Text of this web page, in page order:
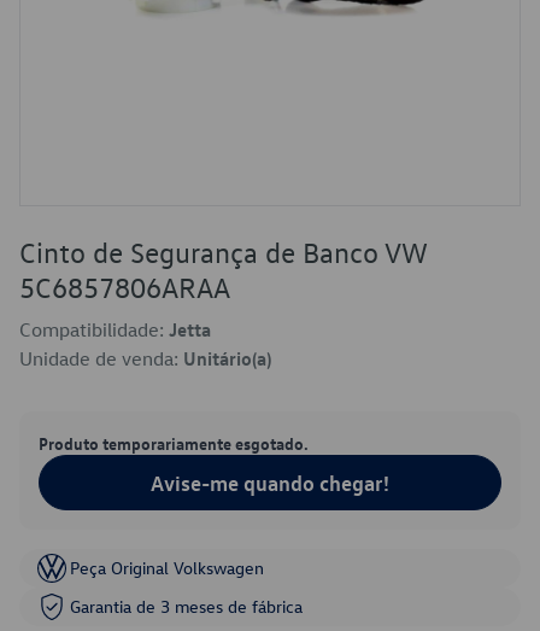
Cinto de Segurança de Banco VW
5C6857806ARAA
Compatibilidade: Jetta
Unidade de venda: Unitário(a)
Produto temporariamente esgotado.
Avise-me quando chegar!
Peça Original Volkswagen
Garantia de 3 meses de fábrica